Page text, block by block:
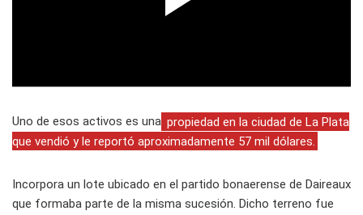
Uno de esos activos es una propiedad en la ciudad de La Plata
que vendió y le reportó aproximadamente 57 mil dólares.
Incorpora un lote ubicado en el partido bonaerense de Daireaux
que formaba parte de la misma sucesión. Dicho terreno fue